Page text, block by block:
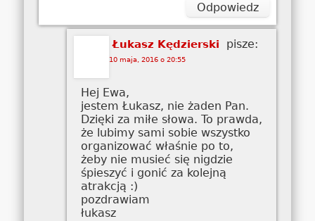
Odpowiedz
Łukasz Kędzierski pisze:
10 maja, 2016 o 20:55
Hej Ewa,
jestem Łukasz, nie żaden Pan.
Dzięki za miłe słowa. To prawda,
że lubimy sami sobie wszystko
organizować właśnie po to,
żeby nie musieć się nigdzie
śpieszyć i gonić za kolejną
atrakcją :)
pozdrawiam
łukasz